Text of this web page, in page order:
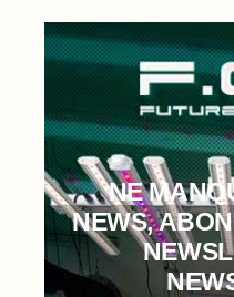
NE
NEWS,